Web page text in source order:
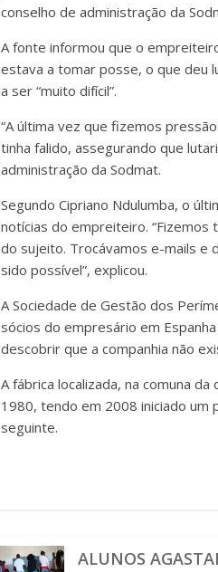
conselho de administração da
A fonte informou que o
estava a tomar posse, o que deu
a ser “muito difícil”.
“A última vez que fizemos
tinha falido, assegurando que
administração da Sodmat.
Segundo Cipriano Ndulumba, o
notícias do empreiteiro. “Fizemos
do sujeito. Trocávamos e-mails e
sido possível”, explicou.
A Sociedade de Gestão dos
sócios do empresário em
descobrir que a companhia não
A fábrica localizada, na comuna
1980, tendo em 2008 iniciado um
seguinte.
ALUNOS